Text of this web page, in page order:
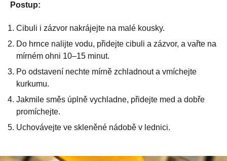
Postup:
Cibuli i zázvor nakrájejte na malé kousky.
Do hrnce nalijte vodu, přidejte cibuli a zázvor, a vařte na
mírném ohni 10–15 minut.
Po odstavení nechte mírně zchladnout a vmíchejte
kurkumu.
Jakmile směs úplně vychladne, přidejte med a dobře
promíchejte.
Uchovávejte ve skleněné nádobě v lednici.